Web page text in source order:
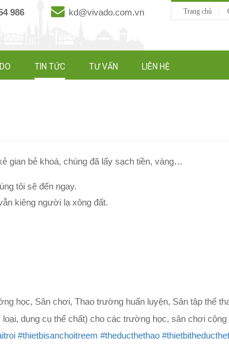
Trang chủ
986 kd@vivado.com.vn
TIN TỨC TƯ VẤN LIÊN HỆ
gian bẻ khoá, chúng đã lấy sạch tiền, vàng…
tôi sẽ đến ngay.
kiêng người lạ xông đất.
học, Sân chơi, Thao trường huấn luyện, Sân tập thể
dụng cụ thể chất) cho các trường học, sân chơi cộng
#thietbisanchoitreem #theducthethao